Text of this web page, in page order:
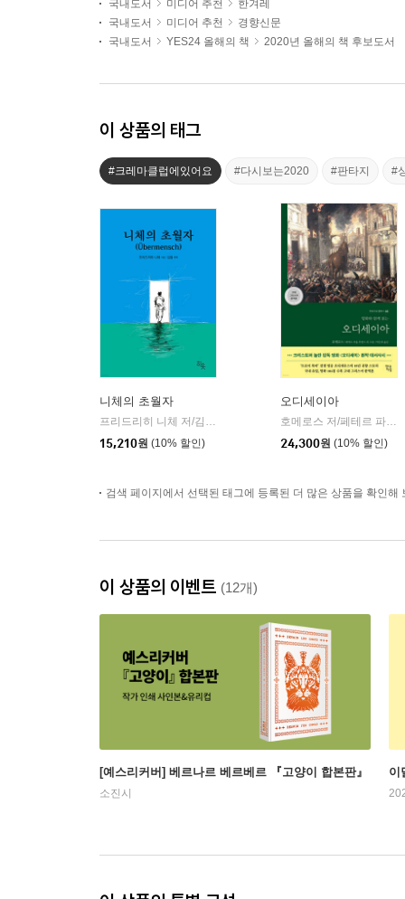
국내도서
미디어 추천
한겨레
국내도서
미디어 추천
경향신문
국내도서
YES24 올해의 책 2020년 올해의 책 후보도서
이 상품의 태그
#크레마클럽에있어요 #다시보는2020 #판타지 #
니체의 초월자
프리드리히 니체 저/김철 편역
15,210원 (10% 할인)
오디세이아
호메로스 저/페테르 파울 루벤스 그림/박문재 역
24,300원 (10% 할인)
검색 페이지에서 선택된 태그에 등록된 더 많은 상품을 확인해
이 상품의 이벤트 (12개)
[예스리커버] 베르나르 베르베르 『고양이 합본판』
소진시
이